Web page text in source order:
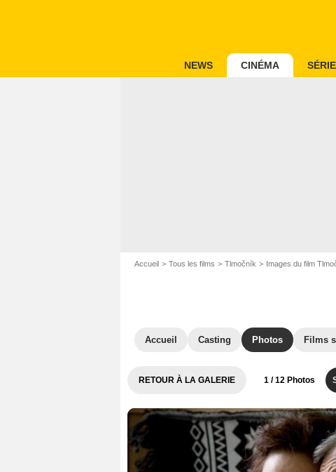
NEWS CINÉMA
Accueil Tous les films Tlmočník Images du film
Accueil Casting Photos Films
RETOUR À LA GALERIE 1 / 12 Photos